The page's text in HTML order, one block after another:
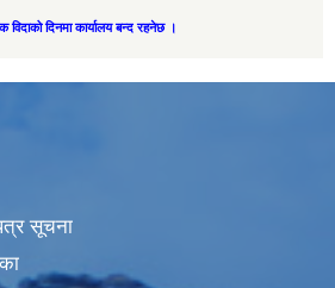
विदाको दिनमा कार्यालय बन्द रहनेछ ।
सूचना